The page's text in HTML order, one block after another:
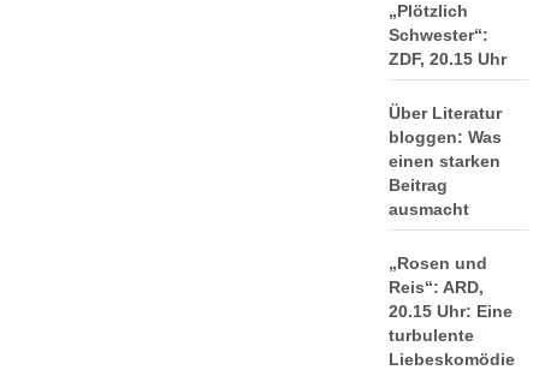
„Plötzlich
Schwester“:
ZDF, 20.15 Uhr
Über Literatur
bloggen: Was
einen starken
Beitrag
ausmacht
„Rosen und
Reis“: ARD,
20.15 Uhr: Eine
turbulente
Liebeskomödie